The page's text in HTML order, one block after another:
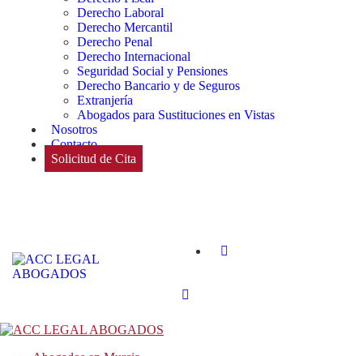
Derecho Laboral
Derecho Mercantil
Derecho Penal
Derecho Internacional
Seguridad Social y Pensiones
Derecho Bancario y de Seguros
Extranjería
Abogados para Sustituciones en Vistas
Nosotros
Contacto
Solicitud de Cita